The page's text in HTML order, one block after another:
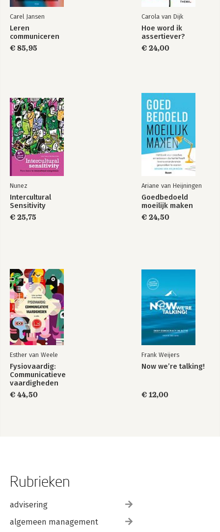
Carel Jansen
Leren
communiceren
€ 85,95
Carola van Dijk
Hoe word ik
assertiever?
€ 24,00
Nunez
Intercultural
Sensitivity
€ 25,75
Ariane van Heijningen
Goedbedoeld
moeilijk maken
€ 24,50
Esther van Weele
Fysiovaardig:
Communicatieve
vaardigheden
€ 44,50
Frank Weijers
Now we’re talking!
€ 12,00
Rubrieken
advisering
algemeen management